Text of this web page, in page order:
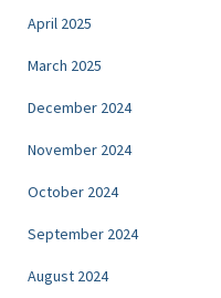
April 2025
March 2025
December 2024
November 2024
October 2024
September 2024
August 2024